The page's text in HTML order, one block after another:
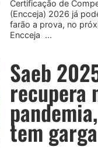
Certificação de
(Encceja) 2026 já
farão a prova, no
Encceja ...
Saeb
recupera
tem